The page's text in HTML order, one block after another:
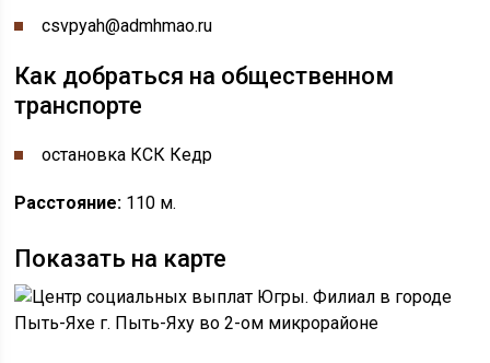
csvpyah@admhmao.ru
Как добраться на общественном
транспорте
остановка КСК Кедр
Расстояние: 110 м.
Показать на карте